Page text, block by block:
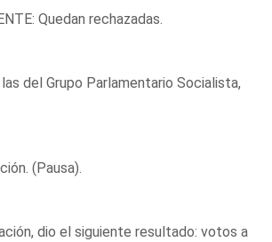
Quedan rechazadas.
del Grupo Parlamentario Socialista,
(Pausa).
dio el siguiente resultado: votos a